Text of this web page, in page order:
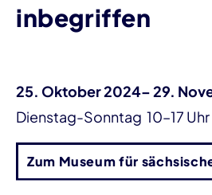
inbegriffen
25. Oktober 2024– 29.
Dienstag-Sonntag 10–17 Uhr
Zum Museum für